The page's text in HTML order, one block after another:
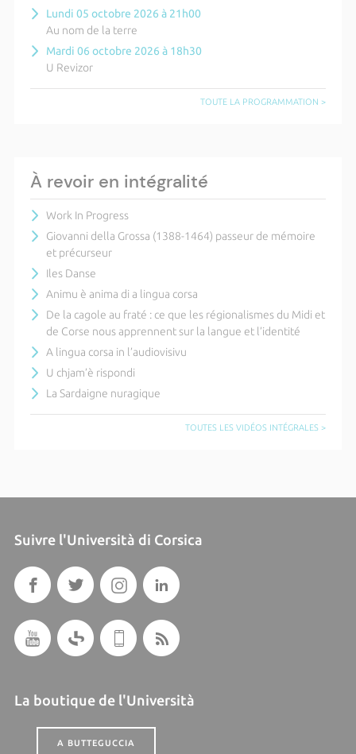
Lundi 05 octobre 2026 à 21h00
Au nom de la terre
Mardi 06 octobre 2026 à 18h30
U Revizor
TOUTE LA PROGRAMMATION >
À revoir en intégralité
Work In Progress
Giovanni della Grossa (1388-1464) passeur de mémoire
et précurseur
Iles Danse
Animu è anima di a lingua corsa
De la cagole au fraté : ce que les régionalismes du Midi et
de Corse nous apprennent sur la langue et l’identité
A lingua corsa in l’audiovisivu
U chjam’è rispondi
La Sardaigne nuragique
TOUTES LES VIDÉOS INTÉGRALES >
Suivre l'Università di Corsica
La boutique de l'Università
A BUTTEGUCCIA